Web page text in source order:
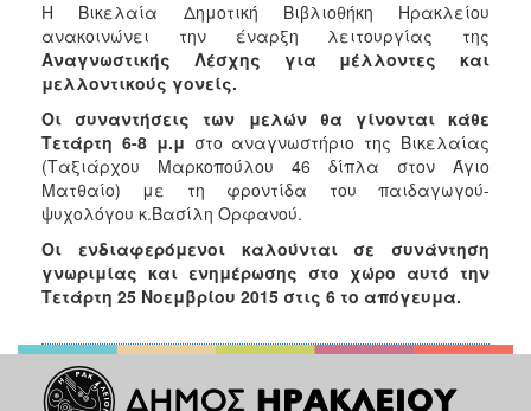
2013
2012
2011
2010
2006
ΔΗΜΟΤΗΣ
ΗΡΑΚΛΕΙΟ
Η Βικελαία Δημοτική Βιβλιοθήκη Ηρακλείου
ανακοινώνει την έναρξη λειτουργίας της
Αναγνωστικής Λέσχης για μέλλοντες και
μελλοντικούς γονείς.
Οι συναντήσεις των μελών θα γίνονται κάθε
Τετάρτη 6-8 μ.μ στο αναγνωστήριο της Βικελαίας
(Ταξιάρχου Μαρκοπούλου 46 δίπλα στον Άγιο
Ματθαίο) με τη φροντίδα του παιδαγωγού-
ψυχολόγου κ.Βασίλη Ορφανού.
Οι ενδιαφερόμενοι καλούνται σε συνάντηση
γνωριμίας και ενημέρωσης στο χώρο αυτό την
Τετάρτη 25 Νοεμβρίου 2015 στις 6 το απόγευμα.